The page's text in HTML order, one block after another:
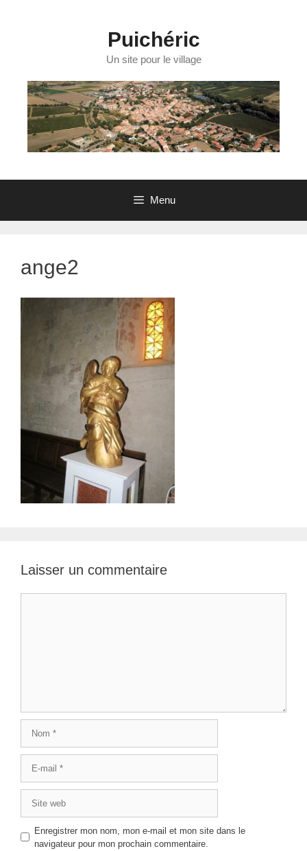
Puichéric
Un site pour le village
Menu
ange2
Laisser un commentaire
mail
web
Enregistrer mon nom, mon e-mail et mon site dans le
navigateur pour mon prochain commentaire.